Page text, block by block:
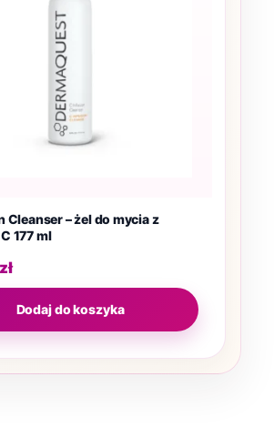
Cleanser – żel do mycia z
177 ml
zł
Dodaj do koszyka